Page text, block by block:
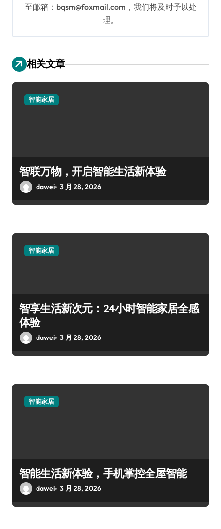
至邮箱：bqsm@foxmail.com，我们将及时予以处
理。
相关文章
智能家居
智联万物，开启智能生活新体验
dawei 3 月 28, 2026
智能家居
智享生活新次元：24小时智能家居全感
体验
dawei 3 月 28, 2026
智能家居
智能生活新体验，手机掌控全屋智能
dawei 3 月 28, 2026